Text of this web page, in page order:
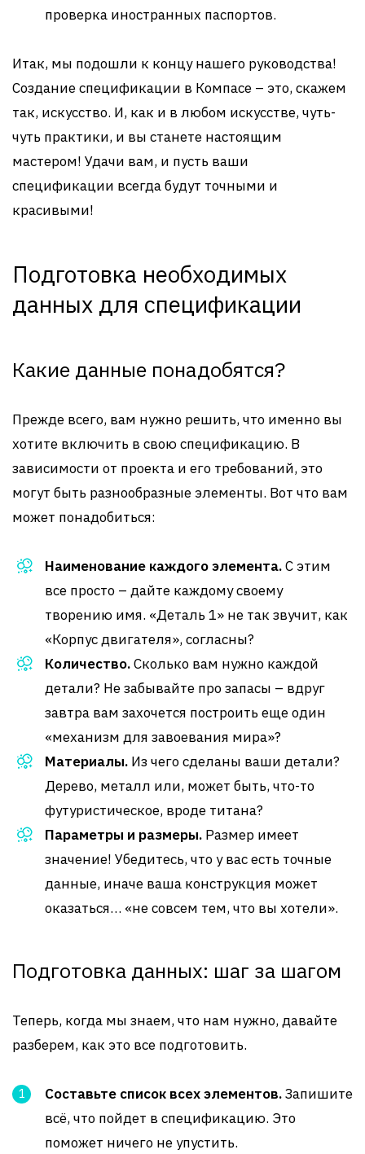
проверка иностранных паспортов.
Итак, мы подошли к концу нашего руководства!
Создание спецификации в Компасе – это, скажем
так, искусство. И, как и в любом искусстве, чуть-
чуть практики, и вы станете настоящим
мастером! Удачи вам, и пусть ваши
спецификации всегда будут точными и
красивыми!
Подготовка необходимых
данных для спецификации
Какие данные понадобятся?
Прежде всего, вам нужно решить, что именно вы
хотите включить в свою спецификацию. В
зависимости от проекта и его требований, это
могут быть разнообразные элементы. Вот что вам
может понадобиться:
Наименование каждого элемента.С этим
все просто – дайте каждому своему
творению имя. «Деталь 1» не так звучит, как
«Корпус двигателя», согласны?
Количество.Сколько вам нужно каждой
детали? Не забывайте про запасы – вдруг
завтра вам захочется построить еще один
«механизм для завоевания мира»?
Материалы. Из чего сделаны ваши детали?
Дерево, металл или, может быть, что-то
футуристическое, вроде титана?
Параметры и размеры. Размер имеет
значение! Убедитесь, что у вас есть точные
данные, иначе ваша конструкция может
оказаться… «не совсем тем, что вы хотели».
Подготовка данных: шаг за шагом
Теперь, когда мы знаем, что нам нужно, давайте
разберем, как это все подготовить.
Составьте список всех элементов.Запишите
всё, что пойдет в спецификацию. Это
поможет ничего не упустить.